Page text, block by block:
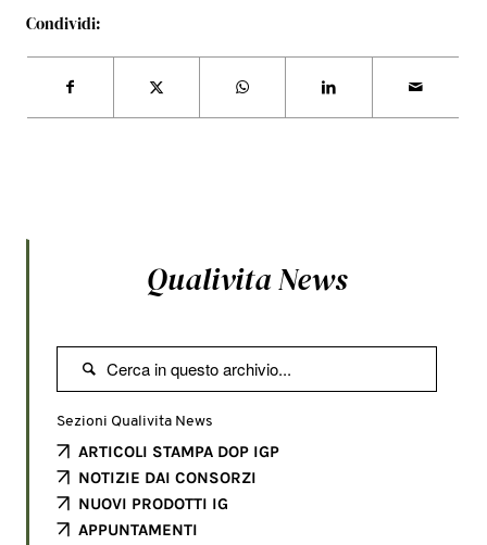
Condividi:
Qualivita News

Sezioni Qualivita News
ARTICOLI STAMPA DOP IGP
NOTIZIE DAI CONSORZI
NUOVI PRODOTTI IG
APPUNTAMENTI